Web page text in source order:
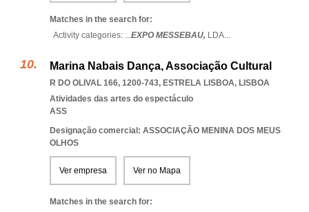
Matches in the search for:
Activity categories: ...EXPO MESSEBAU, LDA...
Marina Nabais Dança, Associação Cultural
R DO OLIVAL 166, 1200-743, ESTRELA LISBOA, LISBOA
Atividades das artes do espectáculo
ASS
Designação comercial: ASSOCIAÇÃO MENINA DOS MEUS
OLHOS
Ver empresa Ver no Mapa
Matches in the search for: